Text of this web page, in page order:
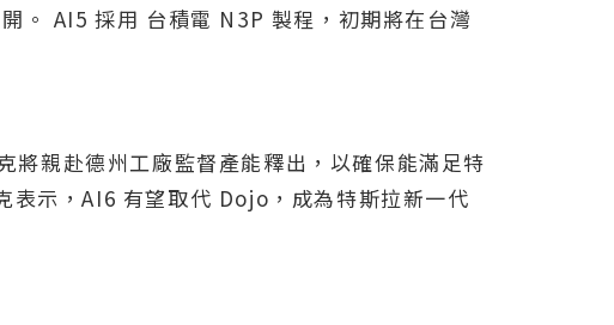
。 AI5 採用 台積電 N3P 製程，初期將在台灣
親赴德州工廠監督產能釋出，以確保能滿足特
表示，AI6 有望取代 Dojo，成為特斯拉新一代